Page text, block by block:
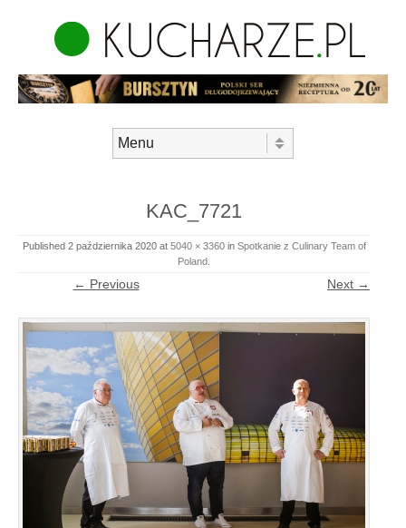
KAC_7721
Published 2 października 2020at 5040 × 3360in Spotkanie z Culinary Team of
Poland
← Previous Next →